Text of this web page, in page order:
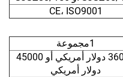
CE، ISO9001
1مجموعة
36000 دولار أمريكي أو 45000
دولار أمريكي